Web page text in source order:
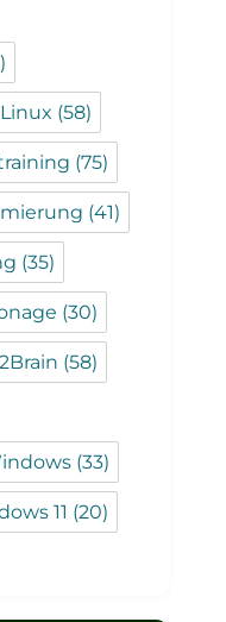
Linux (58)
(75)
(41)
(35)
(30)
(58)
(33)
11 (20)